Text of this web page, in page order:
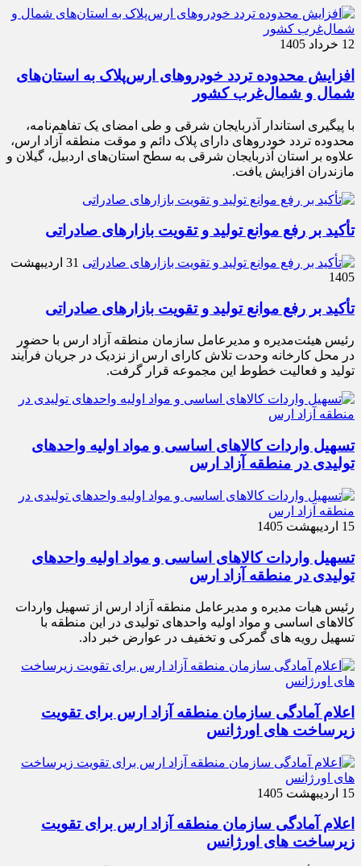
12 خرداد 1405
افزایش محدوده تردد خودروهای ارس‌پلاک به استان‌های
شمال و شمال‌غرب کشور
با پیگیری استاندار آذربایجان شرقی و طی امضای یک تفاهم‌نامه،
محدوده تردد خودروهای دارای پلاک دائم و موقت منطقه آزاد ارس،
علاوه بر استان آذربایجان شرقی به سطح استان‌های اردبیل، گیلان و
مازندران افزایش یافت.
تأکید بر رفع موانع تولید و تقویت بازارهای صادراتی
31 اردیبهشت
1405
تأکید بر رفع موانع تولید و تقویت بازارهای صادراتی
رئیس هیئت‌مدیره و مدیرعامل سازمان منطقه آزاد ارس با حضور
در محل کارخانه وحدت تلاش کارای ارس از نزدیک در جریان فرآیند
تولید و فعالیت خطوط این مجموعه قرار گرفت.
تسهیل واردات کالاهای اساسی و مواد اولیه واحدهای
تولیدی در منطقه آزاد ارس
15 اردیبهشت 1405
تسهیل واردات کالاهای اساسی و مواد اولیه واحدهای
تولیدی در منطقه آزاد ارس
رئیس هیات مدیره و مدیرعامل منطقه آزاد ارس از تسهیل واردات
کالاهای اساسی و مواد اولیه واحدهای تولیدی در این منطقه با
تسهیل رویه های گمرکی و تخفیف در عوارض خبر داد.
اعلام آمادگی سازمان منطقه آزاد ارس برای تقویت
زیرساخت‌ های اورژانس
15 اردیبهشت 1405
اعلام آمادگی سازمان منطقه آزاد ارس برای تقویت
زیرساخت‌ های اورژانس